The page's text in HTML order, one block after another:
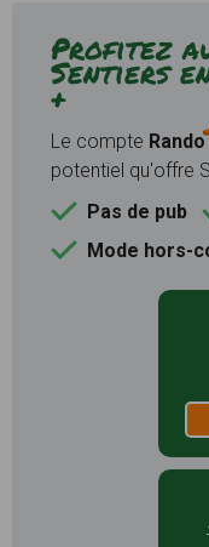
Profitez
Sentiers
+
Le compte Rando
potentiel qu'offre
Pas de pub
Mode hors-